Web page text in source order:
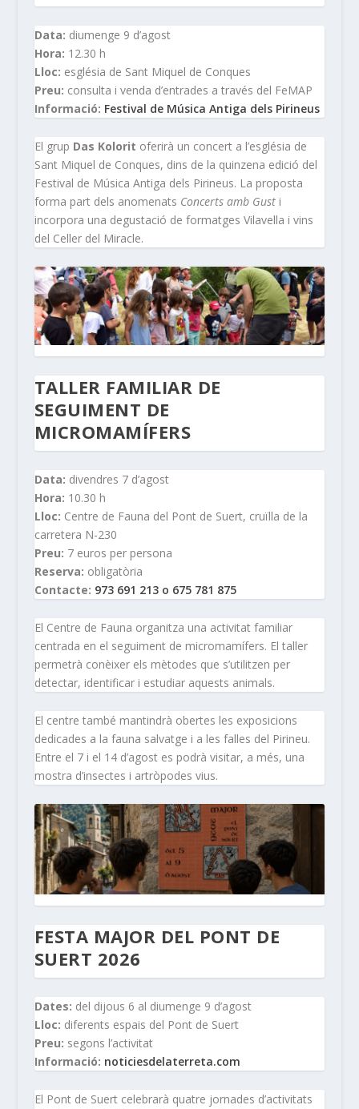
Data: diumenge 9 d’agost
Hora: 12.30 h
Lloc: església de Sant Miquel de Conques
Preu: consulta i venda d’entrades a través del FeMAP
Informació: Festival de Música Antiga dels Pirineus
El grup Das Kolorit oferirà un concert a l’església de
Sant Miquel de Conques, dins de la quinzena edició del
Festival de Música Antiga dels Pirineus. La proposta
forma part dels anomenats Concerts amb Gusti
incorpora una degustació de formatges Vilavella i vins
del Celler del Miracle.
TALLER FAMILIAR DE
SEGUIMENT DE
MICROMAMÍFERS
Data: divendres 7 d’agost
Hora: 10.30 h
Lloc: Centre de Fauna del Pont de Suert, cruïlla de la
carretera N-230
Preu: 7 euros per persona
Reserva: obligatòria
Contacte: 973 691 213 o 675 781 875
El Centre de Fauna organitza una activitat familiar
centrada en el seguiment de micromamífers. El taller
permetrà conèixer els mètodes que s’utilitzen per
detectar, identificar i estudiar aquests animals.
El centre també mantindrà obertes les exposicions
dedicades a la fauna salvatge i a les falles del Pirineu.
Entre el 7 i el 14 d’agost es podrà visitar, a més, una
mostra d’insectes i artròpodes vius.
FESTA MAJOR DEL PONT DE
SUERT 2026
Dates: del dijous 6 al diumenge 9 d’agost
Lloc: diferents espais del Pont de Suert
Preu: segons l’activitat
Informació: noticiesdelaterreta.com
El Pont de Suert celebrarà quatre jornades d’activitats